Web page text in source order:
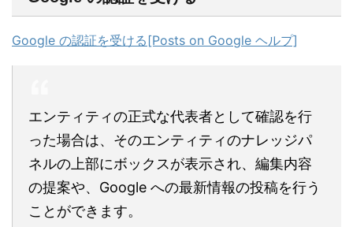
Google の認証を受ける[Posts on Google ヘルプ]
エンティティの正式な代表者として確認を行
った場合は、そのエンティティのナレッジパ
ネルの上部にボックスが表示され、編集内容
の提案や、Google への最新情報の投稿を行う
ことができます。